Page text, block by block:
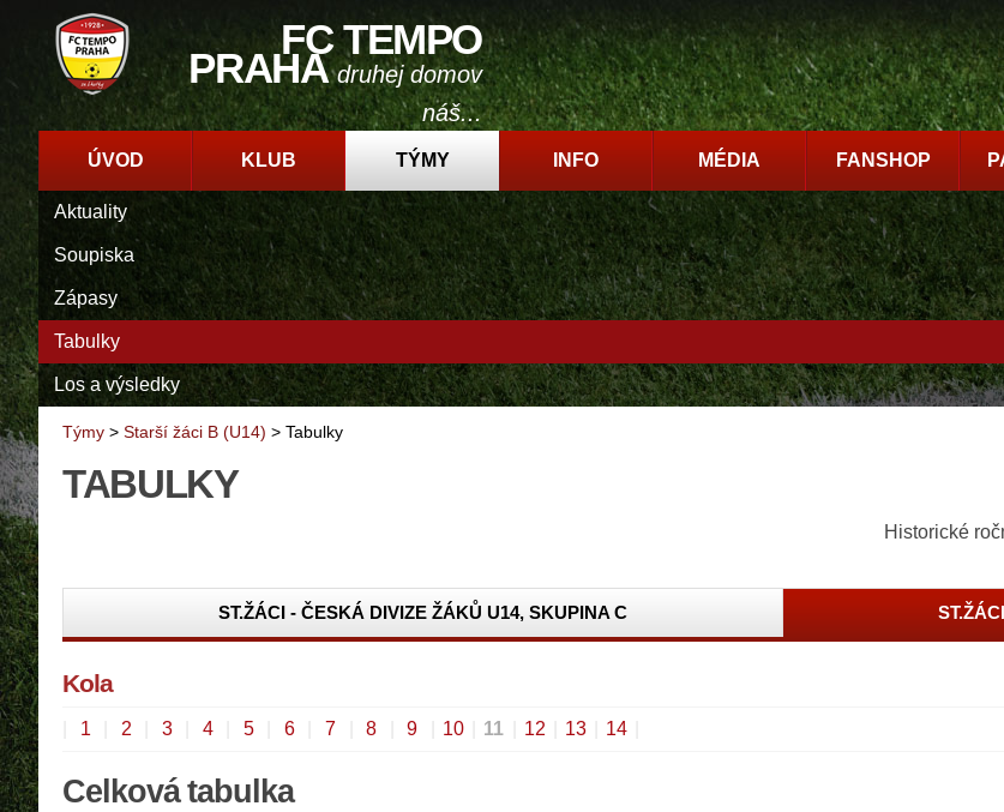
FC TEMPO
PRAHAdruhej domov
náš...
ÚVOD KLUB TÝMY INFO MÉDIA FANSHOP
Aktuality
Soupiska
Zápasy
Tabulky
Los a výsledky
Týmy > Starší žáci B (U14) > Tabulky
TABULKY
Historické
ST.ŽÁCI - ČESKÁ DIVIZE ŽÁKŮ U14, SKUPINA C
Kola
1 2 3 4 5 6 7 8 9 10 11 12 13 14
Celková tabulka